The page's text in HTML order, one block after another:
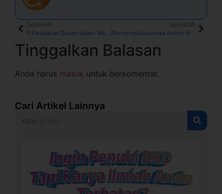
Sebelum
9 Kesalahan Dosen dalam Menyusun Buku Monograf
Sesudah
Permendikbudristek Nomor 44 Tahun 2024, Apa Saja yang Baru?
Tinggalkan Balasan
Anda harus masuk untuk berkomentar.
Cari Artikel Lainnya